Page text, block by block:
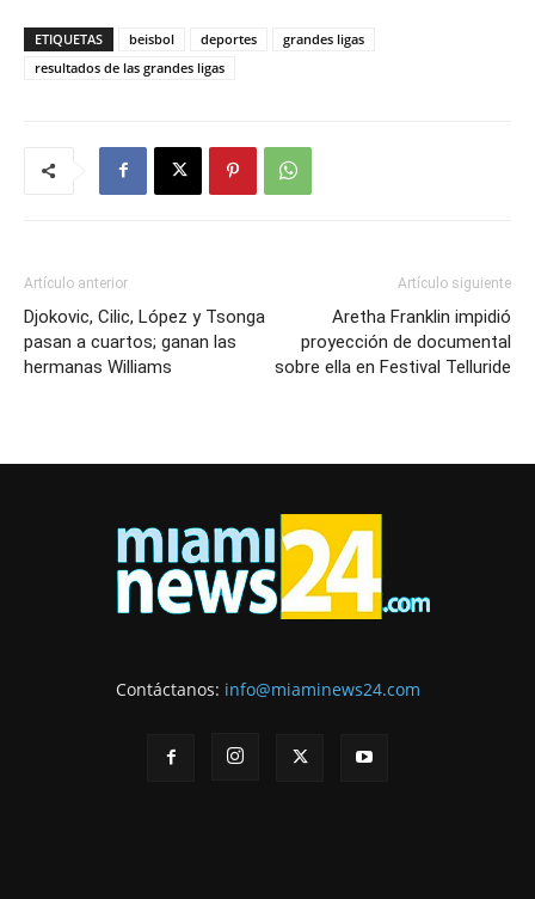
ETIQUETAS beisbol deportes
grandes ligas
resultados de las grandes ligas
Artículo anterior
Djokovic, Cilic, López y Tsonga
pasan a cuartos; ganan las
hermanas Williams
Artículo siguiente
Aretha Franklin impidió
proyección de documental
sobre ella en Festival Telluride
Contáctanos: info@miaminews24.com